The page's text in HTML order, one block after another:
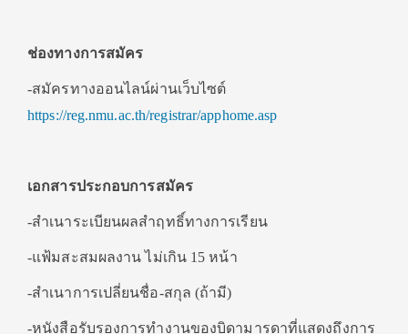
ช่องทางการสมัคร
-สมัครทางออนไลน์ผ่านเว็บไซต์
https://reg.nmu.ac.th/registrar/apphome.asp
เอกสารประกอบการสมัคร
-สำเนาระเบียนผลสำฤทธิ์ทางการเรียน
-แฟ้มสะสมผลงาน ไม่เกิน 15 หน้า
-สำเนาการเปลี่ยนชื่อ-สกุล (ถ้ามี)
-หนังสือรับรองการทำงานของบิดามารดาที่แสดงถึงการ